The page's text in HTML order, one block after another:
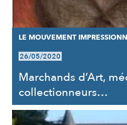
LE MOUVEMENT
26/05/2020
Marchands d’Art,
collectionneurs…